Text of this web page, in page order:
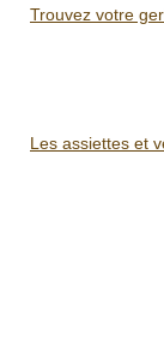
Trouvez votre
Les assiettes et